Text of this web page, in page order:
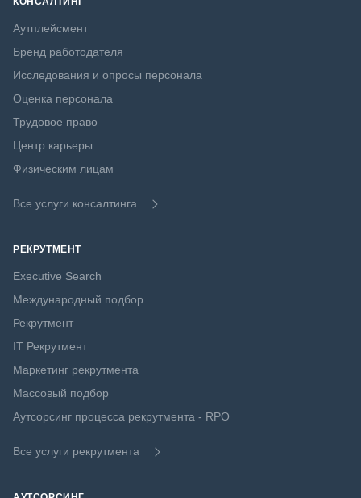
Аутплейсмент
Бренд работодателя
Исследования и опросы персонала
Оценка персонала
Трудовое право
Центр карьеры
Физическим лицам
Все услуги консалтинга
РЕКРУТМЕНТ
Executive Search
Международный подбор
Рекрутмент
IT Рекрутмент
Маркетинг рекрутмента
Массовый подбор
Аутсорсинг процесса рекрутмента - RPO
Все услуги рекрутмента